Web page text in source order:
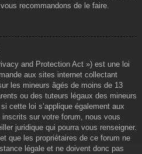
recommandons de le faire.
and Protection Act ») est une loi
aux sites internet collectant
les mineurs âgés de moins de 13
ou des tuteurs légaux des mineurs
cette loi s’applique également aux
sur votre forum, nous vous
juridique qui pourra vous renseigner.
que les propriétaires de ce forum ne
légale et ne doivent donc pas